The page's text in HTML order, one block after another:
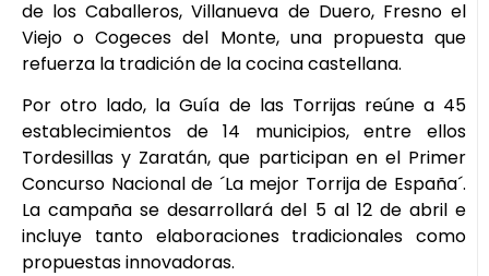
de los Caballeros, Villanueva de Duero, Fresno el
Viejo o Cogeces del Monte, una propuesta que
refuerza la tradición de la cocina castellana.
Por otro lado, la Guía de las Torrijas reúne a 45
establecimientos de 14 municipios, entre ellos
Tordesillas y Zaratán, que participan en el Primer
Concurso Nacional de ´La mejor Torrija de España´.
La campaña se desarrollará del 5 al 12 de abril e
incluye tanto elaboraciones tradicionales como
propuestas innovadoras.